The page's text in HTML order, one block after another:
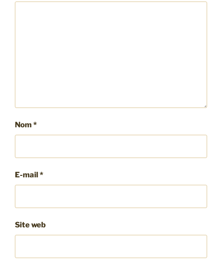
Nom*
E-mail*
Site web